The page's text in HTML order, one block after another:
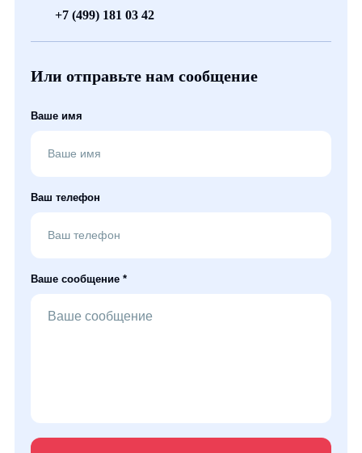
+7 (499) 181 03 42
Или отправьте нам сообщение
Ваше имя
Ваш телефон
Ваше сообщение *